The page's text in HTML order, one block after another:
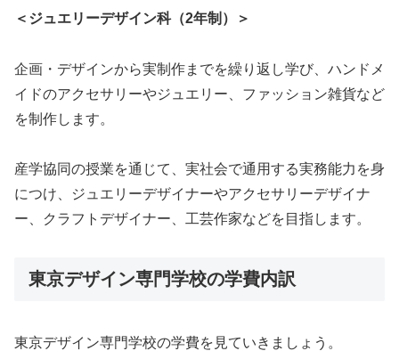
＜ジュエリーデザイン科（2年制）＞
企画・デザインから実制作までを繰り返し学び、ハンドメ
イドのアクセサリーやジュエリー、ファッション雑貨など
を制作します。
産学協同の授業を通じて、実社会で通用する実務能力を身
につけ、ジュエリーデザイナーやアクセサリーデザイナ
ー、クラフトデザイナー、工芸作家などを目指します。
東京デザイン専門学校の学費内訳
東京デザイン専門学校の学費を見ていきましょう。